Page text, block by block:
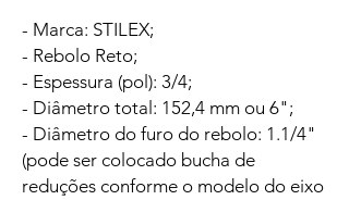
- Marca: STILEX;
- Rebolo Reto;
- Espessura (pol): 3/4;
- Diâmetro total: 152,4 mm ou 6";
- Diâmetro do furo do rebolo: 1.1/4"
(pode ser colocado bucha de
reduções conforme o modelo do eixo